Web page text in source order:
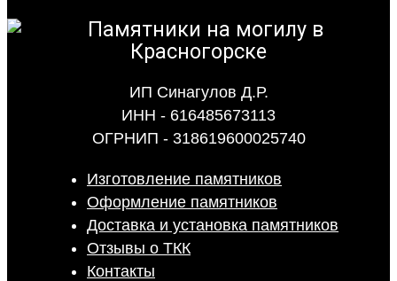
ИП Синагулов Д.Р.
ИНН - 616485673113
ОГРНИП - 318619600025740
Изготовление памятников
Оформление памятников
Доставка и установка памятников
Отзывы о ТКК
Контакты